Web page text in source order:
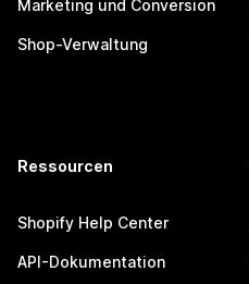
Marketing und Conversion
Shop-Verwaltung
Ressourcen
Shopify Help Center
API-Dokumentation